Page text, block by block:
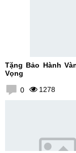
Tặng Bảo Hành
Vọng
0 1278